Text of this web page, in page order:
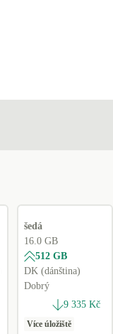
šedá
16.0 GB
512 GB
DK (dánština)
Dobrý
9 335 Kč
Více úložiště